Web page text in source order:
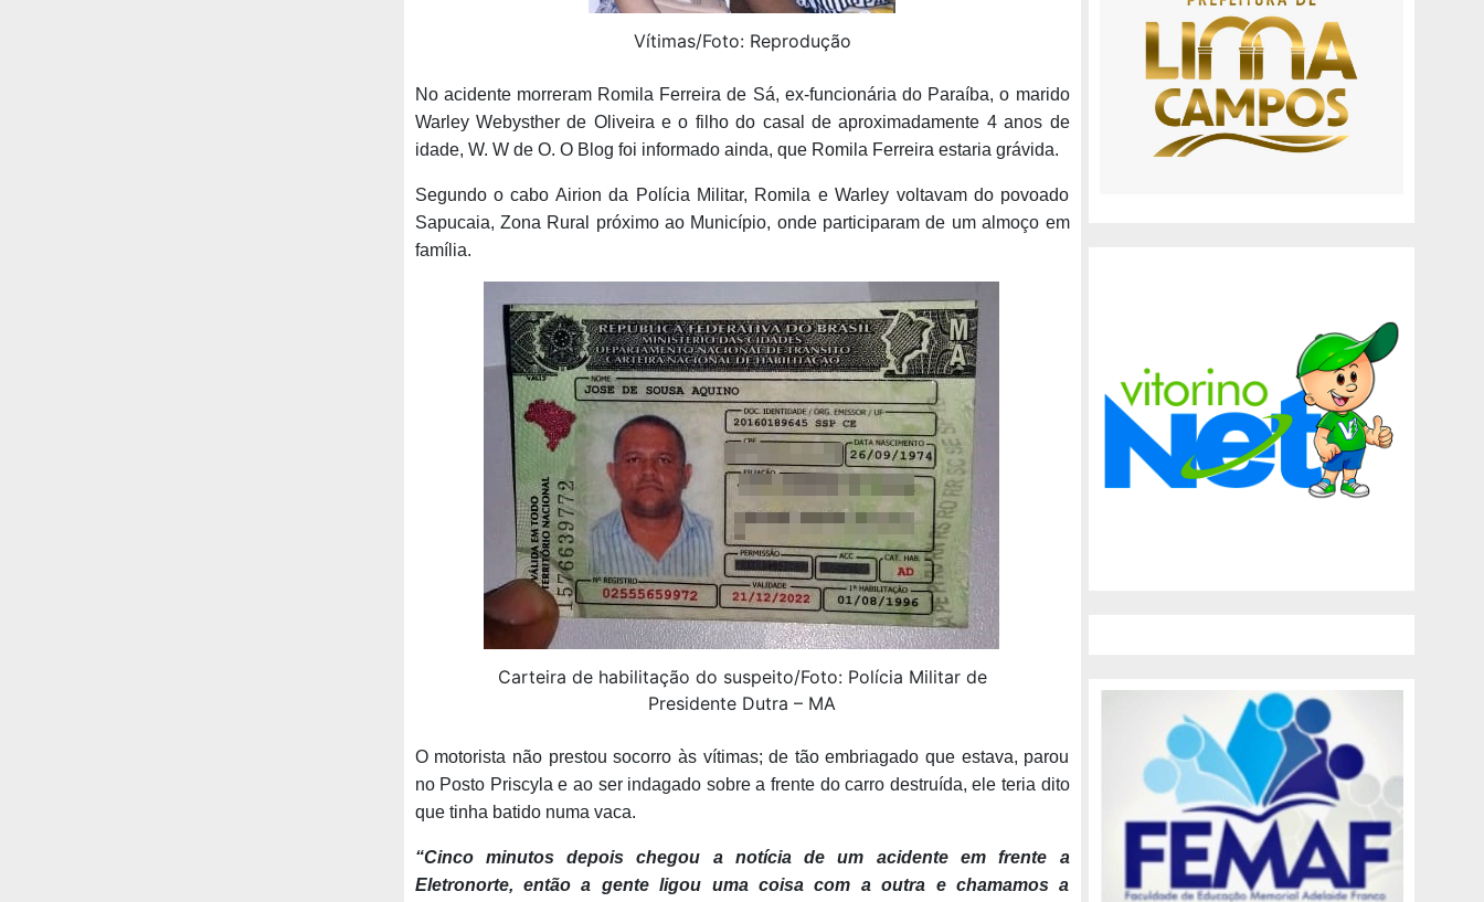
Vítimas/Foto: Reprodução
No acidente morreram Romila Ferreira de Sá, ex-funcionária do Paraíba, o marido
Warley Webysther de Oliveira e o filho do casal de aproximadamente 4 anos de
idade, W. W de O. O Blog foi informado ainda, que Romila Ferreira estaria grávida.
Segundo o cabo Airion da Polícia Militar, Romila e Warley voltavam do povoado
Sapucaia, Zona Rural próximo ao Município, onde participaram de um almoço em
família.
Carteira de habilitação do suspeito/Foto: Polícia Militar de
Presidente Dutra – MA
O motorista não prestou socorro às vítimas; de tão embriagado que estava, parou
no Posto Priscyla e ao ser indagado sobre a frente do carro destruída, ele teria dito
que tinha batido numa vaca.
“Cinco minutos depois chegou a notícia de um acidente em frente a
Eletronorte, então a gente ligou uma coisa com a outra e chamamos a